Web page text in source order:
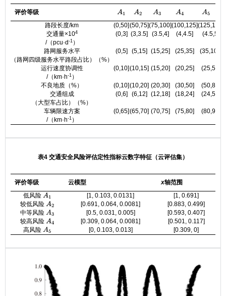
评价等级 A1 A2 A3 A4 A5
路段长度/km
(0,50](50,75](75,100](100,125](125,150]
交通量×104
/（pcu·d -1）
(0,3] (3,3.5] (3.5,4] (4,4.5] (4.5,5]
路网服务水平
（路网四级服务水平路段占比）（%）
(0,5] (5,15] (15,25] (25,35] (35,100]
运行速度协调性
/（km·h-1）
(0,10](10,15] (15,20] (20,25] (25,50]
不良地质（%） (0,10](10,20] (20,30] (30,50]
(50,80]
交通组成
（大型车占比）（%）
(0,6] (6,12] (12,18] (18,24] (24,50]
车辆限速方案
/（km·h-1）
(0,65](65,70] (70,75] (75,80] (80,90]
表4 交通安全风险评估定性指标云数字特征（云评估集）
评价等级 云模型 x轴范围
低风险 A1 [1, 0.103, 0.0131]
[1, 0.691]
较低风险 A2 [0.691, 0.064, 0.0081]
[0.883, 0.499]
中等风险 A3 [0.5, 0.031, 0.005]
[0.593, 0.407]
较高风险 A4 [0.309, 0.064, 0.0081]
[0.501, 0.117]
高风险 A5 [0, 0.103, 0.013] [0.309, 0]